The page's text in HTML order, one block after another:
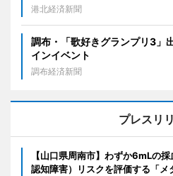
港北経済新聞
調布・「歌好きグランプリ3
インイベント
調布経済新聞
プレスリ
【山口県周南市】わずか6mLの
認知障害）リスクを評価する「